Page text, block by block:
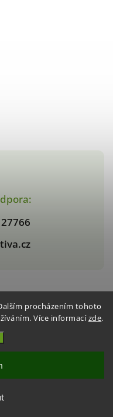
procházením tohoto
Více informacízde.